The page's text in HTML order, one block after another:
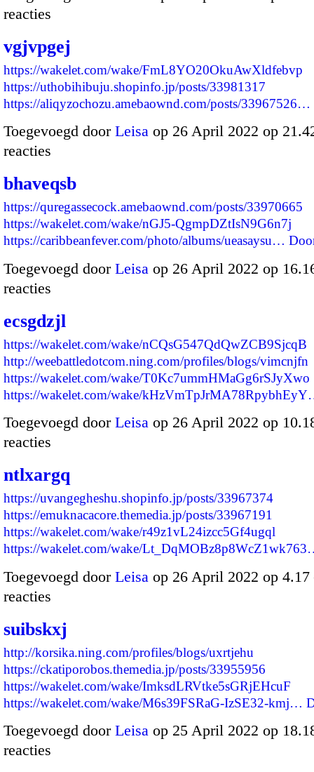
reacties
vgjvpgej
https://wakelet.com/wake/FmL8YO20OkuAwXldfebvp
https://uthobihibuju.shopinfo.jp/posts/33981317
https://aliqyzochozu.amebaownd.com/posts/33967526…
Toegevoegd door Leisa op 26 April 2022 op
reacties
bhaveqsb
https://quregassecock.amebaownd.com/posts/33970665
https://wakelet.com/wake/nGJ5-QgmpDZtIsN9G6n7j
https://caribbeanfever.com/photo/albums/ueasaysu…
Toegevoegd door Leisa op 26 April 2022 op
reacties
ecsgdzjl
https://wakelet.com/wake/nCQsG547QdQwZCB9SjcqB
http://weebattledotcom.ning.com/profiles/blogs/vimcnjfn
https://wakelet.com/wake/T0Kc7ummHMaGg6rSJyXwo
https://wakelet.com/wake/
Toegevoegd door Leisa op 26 April 2022 op
reacties
ntlxargq
https://uvangegheshu.shopinfo.jp/posts/33967374
https://emuknacacore.themedia.jp/posts/33967191
https://wakelet.com/wake/r49z1vL24izcc5Gf4ugql
https://wakelet.com/wake/
Toegevoegd door Leisa op 26 April 2022 op
reacties
suibskxj
http://korsika.ning.com/profiles/blogs/uxrtjehu
https://ckatiporobos.themedia.jp/posts/33955956
https://wakelet.com/wake/ImksdLRVtke5sGRjEHcuF
https://wakelet.com/wake/M6s39FSRaG-IzSE32-kmj…
Toegevoegd door Leisa op 25 April 2022 op
reacties